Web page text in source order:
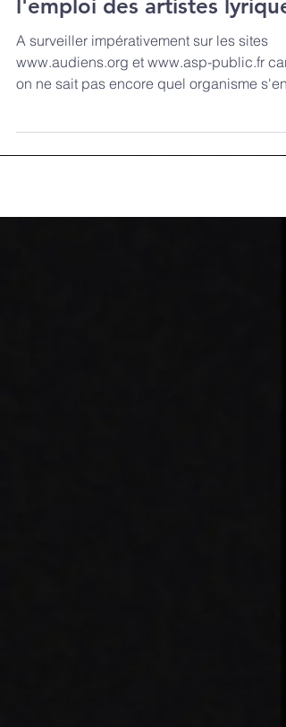
Un nouveau décret du
FONPEPS en faveur de
occupera,...